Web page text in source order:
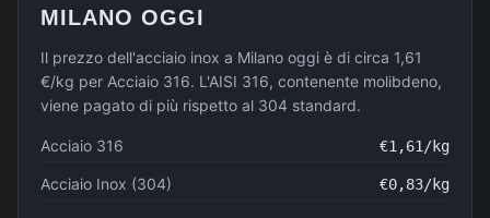
MILANO OGGI
Il prezzo dell'acciaio inox a Milano oggi è di circa 1,61
€/kg per Acciaio 316. L'AISI 316, contenente molibdeno,
viene pagato di più rispetto al 304 standard.
Acciaio 316 €1,61 /kg
Acciaio Inox (304) €0,83/kg